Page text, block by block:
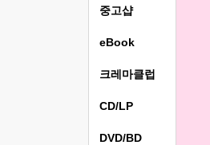
중고샵
eBook
크레마클럽
CD/LP
DVD/BD